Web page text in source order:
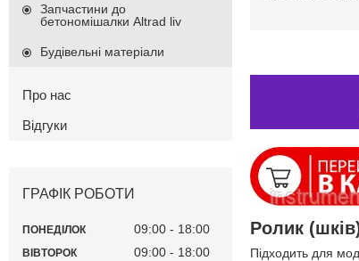
Ролик
Підходить для
Запчастини до
бетономішалки Altrad liv
Будівельні матеріали
Про нас
Відгуки
ГРАФІК РОБОТИ
ПОНЕДІЛОК 09:00 18:00
ВІВТОРОК 09:00 18:00